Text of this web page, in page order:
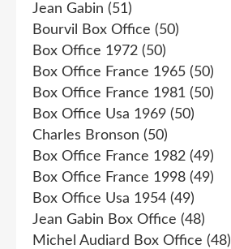
Jean Gabin (51)
Bourvil Box Office (50)
Box Office 1972 (50)
Box Office France 1965 (50)
Box Office France 1981 (50)
Box Office Usa 1969 (50)
Charles Bronson (50)
Box Office France 1982 (49)
Box Office France 1998 (49)
Box Office Usa 1954 (49)
Jean Gabin Box Office (48)
Michel Audiard Box Office (48)